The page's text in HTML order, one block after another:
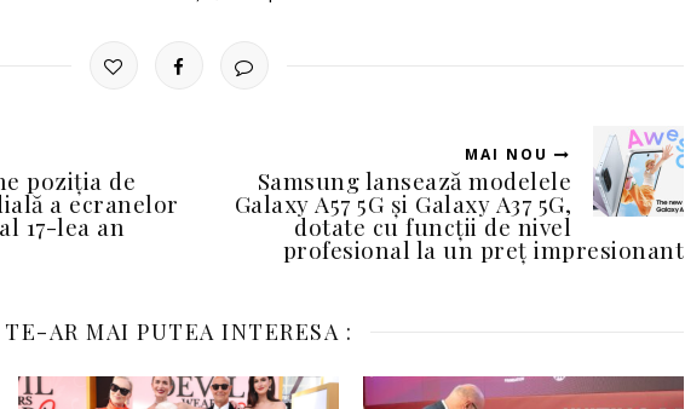
poziția de
a ecranelor
17-lea an
MAI NOU
Samsung lansează modelele
Galaxy A57 5G și Galaxy A37 5G,
dotate cu funcții de nivel
profesional la un preț impresionant
TE-AR MAI PUTEA INTERESA :